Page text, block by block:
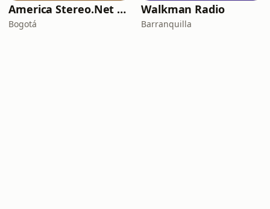
America Stereo.Net Baladas Románticas
Bogotá
Walkman Radio
Barranquilla